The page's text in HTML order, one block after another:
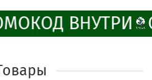
ВНУТРИ